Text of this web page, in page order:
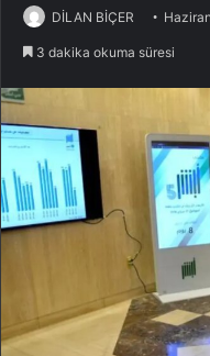
DİLAN BİÇER
3 dakika okuma süresi